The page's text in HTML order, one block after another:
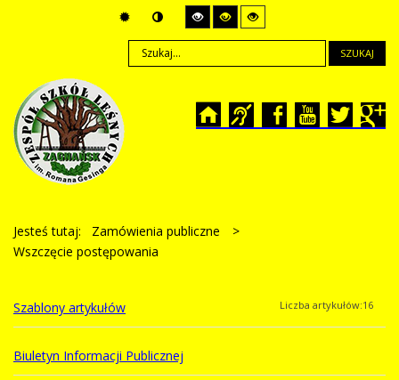
SZUKAJ
Jesteś tutaj: Zamówienia publiczne
>
Wszczęcie postępowania
Szablony artykułów Liczba artykułów:16
Biuletyn Informacji Publicznej